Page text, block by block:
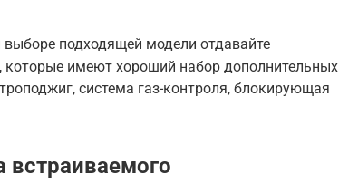
подходящей модели отдавайте
которые имеют хороший набор дополнительных
система газ-контроля, блокирующая